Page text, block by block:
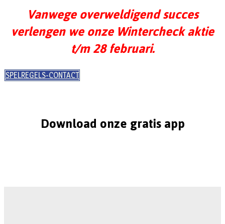
Vanwege overweldigend succes
verlengen we onze Wintercheck aktie
t/m 28 februari.
SPELREGELS-CONTACT
Download onze gratis app